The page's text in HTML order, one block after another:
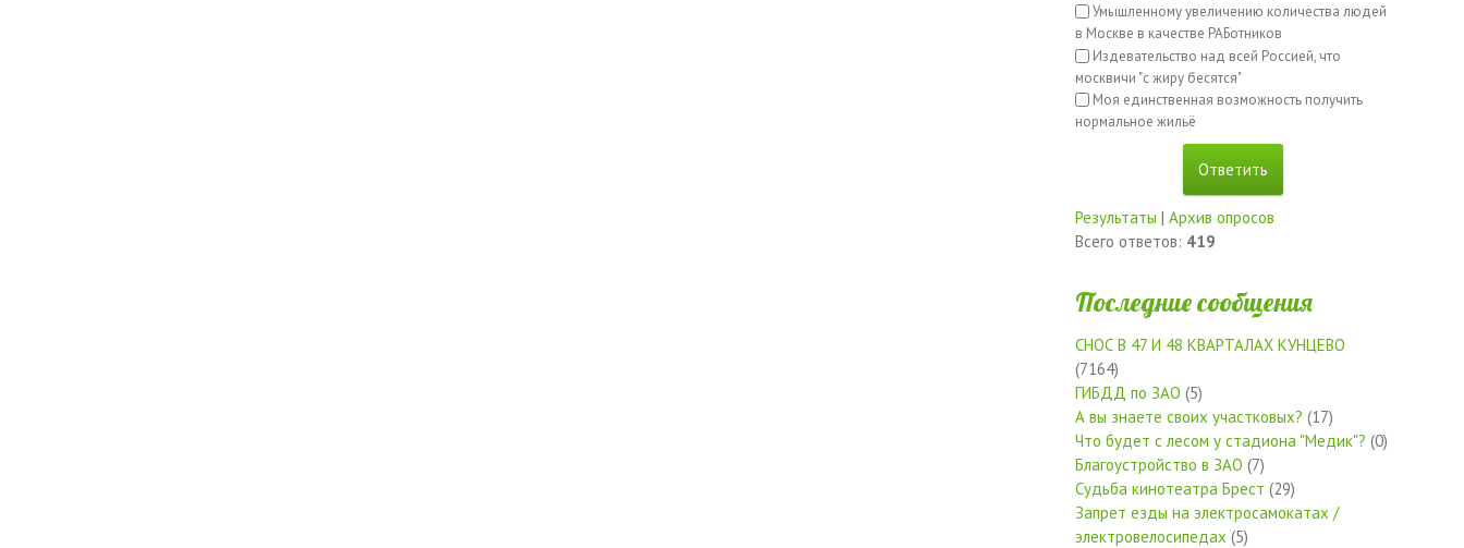
Умышленному увеличению количества людей
в Москве в качестве РАБотников
Издевательство над всей Россией, что
москвичи "с жиру бесятся"
Моя единственная возможность получить
нормальное жильё
Результаты | Архив опросов
Всего ответов: 419
Последние сообщения
СНОС В 47 И 48 КВАРТАЛАХ КУНЦЕВО
(7164)
ГИБДД по ЗАО (5)
А вы знаете своих участковых? (17)
Что будет с лесом у стадиона "Медик"? (0)
Благоустройство в ЗАО (7)
Судьба кинотеатра Брест (29)
Запрет езды на электросамокатах /
электровелосипедах (5)